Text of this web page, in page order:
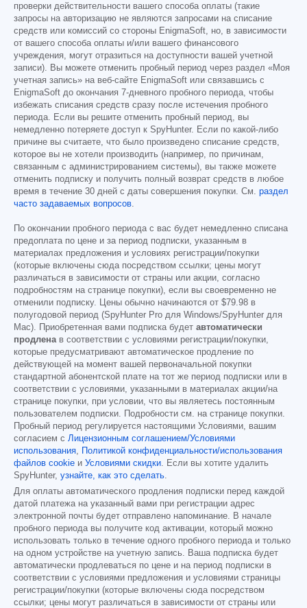
проверки действительности вашего способа оплаты (такие
запросы на авторизацию не являются запросами на списание
средств или комиссий со стороны EnigmaSoft, но, в зависимости
от вашего способа оплаты и/или вашего финансового
учреждения, могут отразиться на доступности вашей учетной
записи). Вы можете отменить пробный период через раздел «Моя
учетная запись» на веб-сайте EnigmaSoft или связавшись с
EnigmaSoft до окончания 7-дневного пробного периода, чтобы
избежать списания средств сразу после истечения пробного
периода. Если вы решите отменить пробный период, вы
немедленно потеряете доступ к SpyHunter. Если по какой-либо
причине вы считаете, что было произведено списание средств,
которое вы не хотели производить (например, по причинам,
связанным с администрированием системы), вы также можете
отменить подписку и получить полный возврат средств в любое
время в течение 30 дней с даты совершения покупки. См. раздел
часто задаваемых вопросов.
По окончании пробного периода с вас будет немедленно списана
предоплата по цене и за период подписки, указанным в
материалах предложения и условиях регистрации/покупки
(которые включены сюда посредством ссылки; цены могут
различаться в зависимости от страны или акции, согласно
подробностям на странице покупки), если вы своевременно не
отменили подписку. Цены обычно начинаются от $79.98 в
полугодовой период (SpyHunter Pro для Windows/SpyHunter для
Mac). Приобретенная вами подписка будет автоматически
продленав соответствии с условиями регистрации/покупки,
которые предусматривают автоматическое продление по
действующей на момент вашей первоначальной покупки
стандартной абонентской плате на тот же период подписки или в
соответствии с условиями, указанными в материалах акции/на
странице покупки, при условии, что вы являетесь постоянным
пользователем подписки. Подробности см. на странице покупки.
Пробный период регулируется настоящими Условиями, вашим
согласием с Лицензионным соглашением/Условиями
использования, Политикой конфиденциальности/использования
файлов cookie и Условиями скидки. Если вы хотите удалить
SpyHunter, узнайте, как это сделать.
Для оплаты автоматического продления подписки перед каждой
датой платежа на указанный вами при регистрации адрес
электронной почты будет отправлено напоминание. В начале
пробного периода вы получите код активации, который можно
использовать только в течение одного пробного периода и только
на одном устройстве на учетную запись. Ваша подписка будет
автоматически продлеваться по цене и на период подписки в
соответствии с условиями предложения и условиями страницы
регистрации/покупки (которые включены сюда посредством
ссылки; цены могут различаться в зависимости от страны или